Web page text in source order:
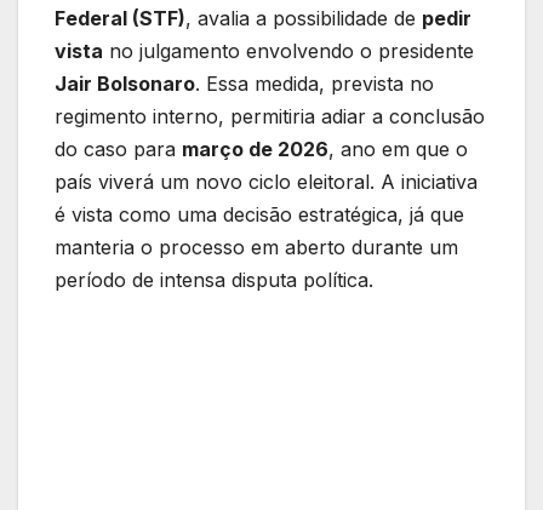
Federal (STF), avalia a possibilidade de pedir
vista no julgamento envolvendo o presidente
Jair Bolsonaro. Essa medida, prevista no
regimento interno, permitiria adiar a conclusão
do caso para março de 2026, ano em que o
país viverá um novo ciclo eleitoral. A iniciativa
é vista como uma decisão estratégica, já que
manteria o processo em aberto durante um
período de intensa disputa política.